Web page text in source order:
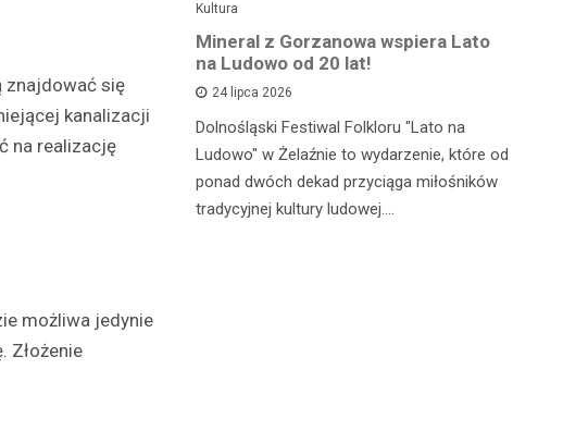
znajdować się
kanalizacji
na realizację
możliwa jedynie
Złożenie
Zdroju stał się
Kultura
Mineral z Gorzanowa wspiera Lato
na Ludowo od 20 lat!
24 lipca 2026
Dolnośląski Festiwal Folkloru "Lato na
Ludowo" w Żelaźnie to wydarzenie, które od
ponad dwóch dekad przyciąga miłośników
tradycyjnej kultury ludowej.…